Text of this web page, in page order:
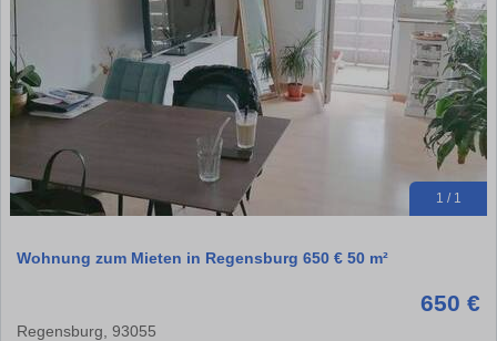
1 / 1
Wohnung zum Mieten in Regensburg 650 € 50 m²
650 €
Regensburg, 93055